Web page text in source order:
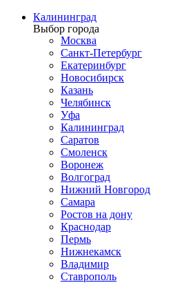
Калининград
Выбор города
Москва
Санкт-Петербург
Екатеринбург
Новосибирск
Казань
Челябинск
Уфа
Калининград
Саратов
Смоленск
Воронеж
Волгоград
Нижний Новгород
Самара
Ростов на дону
Краснодар
Пермь
Нижнекамск
Владимир
Ставрополь